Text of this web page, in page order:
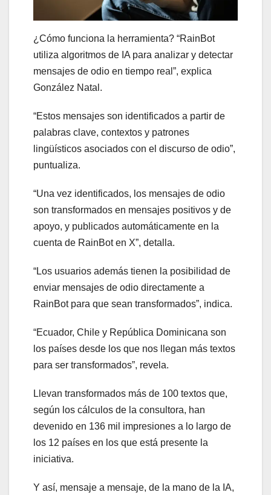
¿Cómo funciona la herramienta? “RainBot
utiliza algoritmos de IA para analizar y detectar
mensajes de odio en tiempo real”, explica
González Natal.
“Estos mensajes son identificados a partir de
palabras clave, contextos y patrones
lingüísticos asociados con el discurso de odio”,
puntualiza.
“Una vez identificados, los mensajes de odio
son transformados en mensajes positivos y de
apoyo, y publicados automáticamente en la
cuenta de RainBot en X”, detalla.
“Los usuarios además tienen la posibilidad de
enviar mensajes de odio directamente a
RainBot para que sean transformados”, indica.
“Ecuador, Chile y República Dominicana son
los países desde los que nos llegan más textos
para ser transformados”, revela.
Llevan transformados más de 100 textos que,
según los cálculos de la consultora, han
devenido en 136 mil impresiones a lo largo de
los 12 países en los que está presente la
iniciativa.
Y así, mensaje a mensaje, de la mano de la IA,